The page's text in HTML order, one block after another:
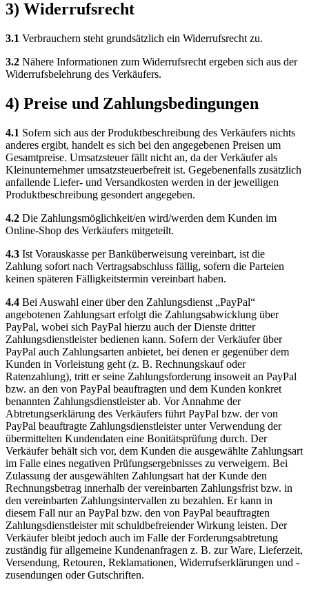
3) Widerrufsrecht
3.1 Verbrauchern steht grundsätzlich ein Widerrufsrecht zu.
3.2 Nähere Informationen zum Widerrufsrecht ergeben sich aus der
Widerrufsbelehrung des Verkäufers.
4) Preise und Zahlungsbedingungen
4.1 Sofern sich aus der Produktbeschreibung des Verkäufers nichts
anderes ergibt, handelt es sich bei den angegebenen Preisen um
Gesamtpreise. Umsatzsteuer fällt nicht an, da der Verkäufer als
Kleinunternehmer umsatzsteuerbefreit ist. Gegebenenfalls zusätzlich
anfallende Liefer- und Versandkosten werden in der jeweiligen
Produktbeschreibung gesondert angegeben.
4.2 Die Zahlungsmöglichkeit/en wird/werden dem Kunden im
Online-Shop des Verkäufers mitgeteilt.
4.3 Ist Vorauskasse per Banküberweisung vereinbart, ist die
Zahlung sofort nach Vertragsabschluss fällig, sofern die Parteien
keinen späteren Fälligkeitstermin vereinbart haben.
4.4 Bei Auswahl einer über den Zahlungsdienst „PayPal“
angebotenen Zahlungsart erfolgt die Zahlungsabwicklung über
PayPal, wobei sich PayPal hierzu auch der Dienste dritter
Zahlungsdienstleister bedienen kann. Sofern der Verkäufer über
PayPal auch Zahlungsarten anbietet, bei denen er gegenüber dem
Kunden in Vorleistung geht (z. B. Rechnungskauf oder
Ratenzahlung), tritt er seine Zahlungsforderung insoweit an PayPal
bzw. an den von PayPal beauftragten und dem Kunden konkret
benannten Zahlungsdienstleister ab. Vor Annahme der
Abtretungserklärung des Verkäufers führt PayPal bzw. der von
PayPal beauftragte Zahlungsdienstleister unter Verwendung der
übermittelten Kundendaten eine Bonitätsprüfung durch. Der
Verkäufer behält sich vor, dem Kunden die ausgewählte Zahlungsart
im Falle eines negativen Prüfungsergebnisses zu verweigern. Bei
Zulassung der ausgewählten Zahlungsart hat der Kunde den
Rechnungsbetrag innerhalb der vereinbarten Zahlungsfrist bzw. in
den vereinbarten Zahlungsintervallen zu bezahlen. Er kann in
diesem Fall nur an PayPal bzw. den von PayPal beauftragten
Zahlungsdienstleister mit schuldbefreiender Wirkung leisten. Der
Verkäufer bleibt jedoch auch im Falle der Forderungsabtretung
zuständig für allgemeine Kundenanfragen z. B. zur Ware, Lieferzeit,
Versendung, Retouren, Reklamationen, Widerrufserklärungen und -
zusendungen oder Gutschriften.